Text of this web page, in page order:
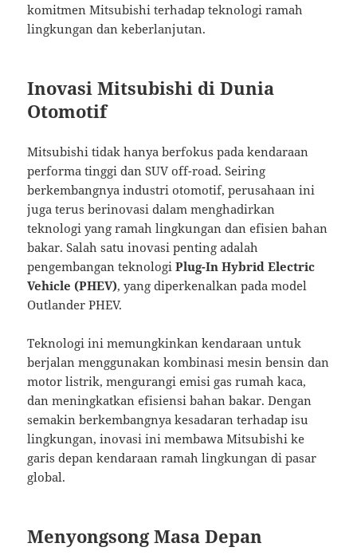
komitmen Mitsubishi terhadap teknologi ramah
lingkungan dan keberlanjutan.
Inovasi Mitsubishi di Dunia
Otomotif
Mitsubishi tidak hanya berfokus pada kendaraan
performa tinggi dan SUV off-road. Seiring
berkembangnya industri otomotif, perusahaan ini
juga terus berinovasi dalam menghadirkan
teknologi yang ramah lingkungan dan efisien bahan
bakar. Salah satu inovasi penting adalah
pengembangan teknologiPlug-In Hybrid Electric
Vehicle (PHEV), yang diperkenalkan pada model
Outlander PHEV.
Teknologi ini memungkinkan kendaraan untuk
berjalan menggunakan kombinasi mesin bensin dan
motor listrik, mengurangi emisi gas rumah kaca,
dan meningkatkan efisiensi bahan bakar. Dengan
semakin berkembangnya kesadaran terhadap isu
lingkungan, inovasi ini membawa Mitsubishi ke
garis depan kendaraan ramah lingkungan di pasar
global.
Menyongsong Masa Depan